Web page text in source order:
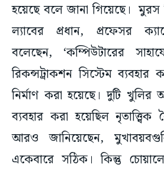
হয়েছে বলে জানা গিয়েছে। মুরস
ল্যাবের প্রধান, প্রফেসর
বলেছেন, ‘কম্পিউটারের
রিকন্সট্রাকশন সিস্টেম
নির্মাণ করা হয়েছে। দুটি খুলির
ব্যবহার করা হয়েছিল নৃতাত্ত্বিক
আরও জানিয়েছেন,
একেবারে সঠিক। কিন্তু